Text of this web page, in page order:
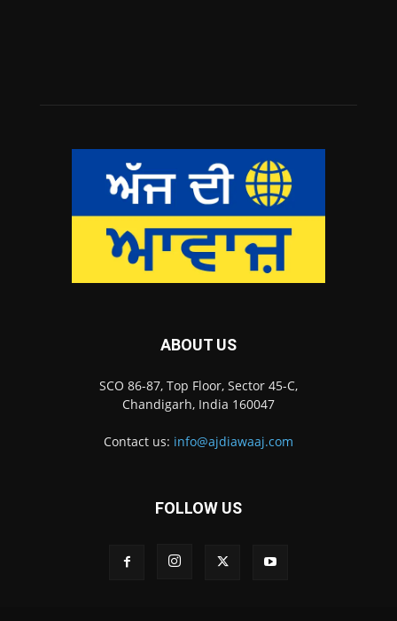
ABOUT US
SCO 86-87, Top Floor, Sector 45-C,
Chandigarh, India 160047
Contact us: info@ajdiawaaj.com
FOLLOW US